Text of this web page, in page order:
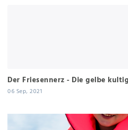
Der Friesennerz - Die gelbe
06 Sep, 2021